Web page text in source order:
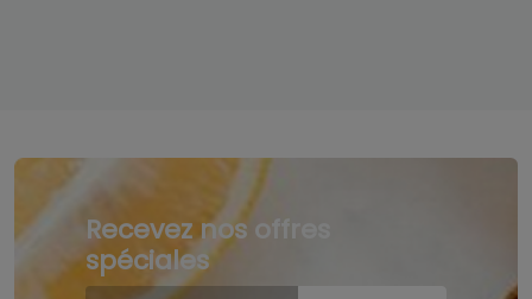
Recevez nos offres
spéciales